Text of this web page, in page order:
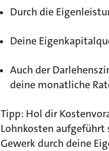
Durch die
Deine
Auch der
deine monatliche
Tipp: Hol dir
Lohnkosten aufgeführt
Gewerk durch deine